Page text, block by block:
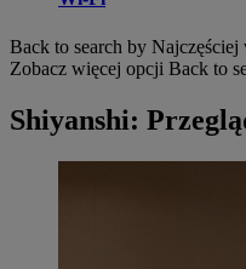
Back to search by
Zobacz więcej opcji Back to
Shiyanshi: